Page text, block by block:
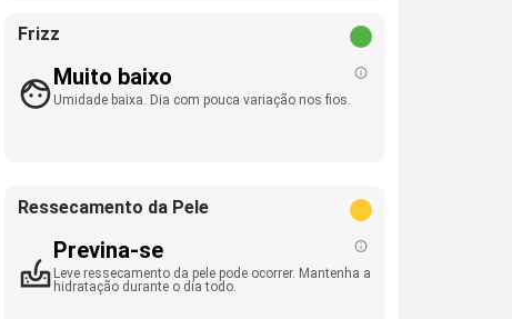
Frizz
Muito baixo
Umidade baixa. Dia com pouca variação nos fios.
Ressecamento da Pele
Previna-se
Leve ressecamento da pele pode ocorrer. Mantenha a
hidratação durante o dia todo.